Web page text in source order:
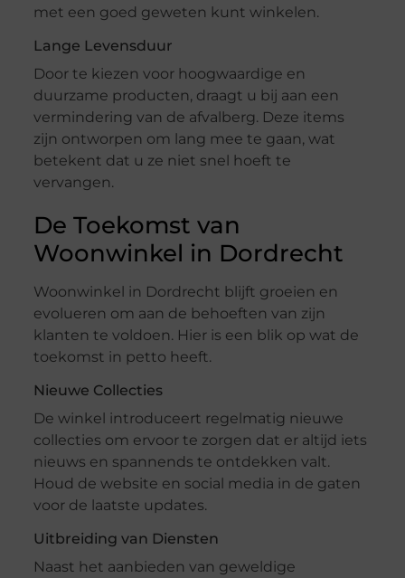
met een goed geweten kunt winkelen.
Lange Levensduur
Door te kiezen voor hoogwaardige en
duurzame producten, draagt u bij aan een
vermindering van de afvalberg. Deze items
zijn ontworpen om lang mee te gaan, wat
betekent dat u ze niet snel hoeft te
vervangen.
De Toekomst van
Woonwinkel in Dordrecht
Woonwinkel in Dordrecht blijft groeien en
evolueren om aan de behoeften van zijn
klanten te voldoen. Hier is een blik op wat de
toekomst in petto heeft.
Nieuwe Collecties
De winkel introduceert regelmatig nieuwe
collecties om ervoor te zorgen dat er altijd iets
nieuws en spannends te ontdekken valt.
Houd de website en social media in de gaten
voor de laatste updates.
Uitbreiding van Diensten
Naast het aanbieden van geweldige